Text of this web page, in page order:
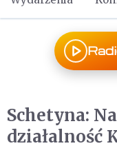
Schetyna:
działalność